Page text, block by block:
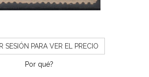
SESIÓN PARA VER EL PRECIO
Por qué?